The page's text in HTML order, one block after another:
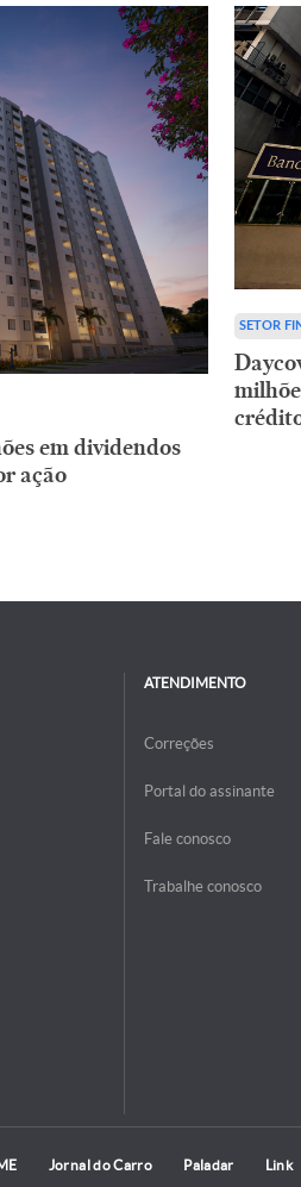
em dividendos
ação
SETOR
ATENDIMENTO
Correções
Portal do assinante
Fale conosco
Trabalhe conosco
Jornal do Carro Paladar Link